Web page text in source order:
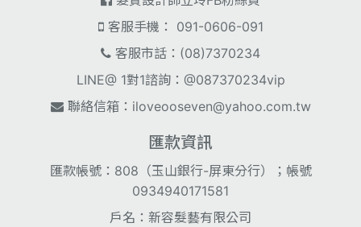
客服手機： 091-0606-091
客服市話：(08)7370234
LINE@ 1對1諮詢：@087370234vip
聯絡信箱： iloveooseven@yahoo.com.tw
匯款資訊
匯款帳號：808（玉山銀行-屏東分行）；帳號
0934940171581
戶名：新容髮藝有限公司